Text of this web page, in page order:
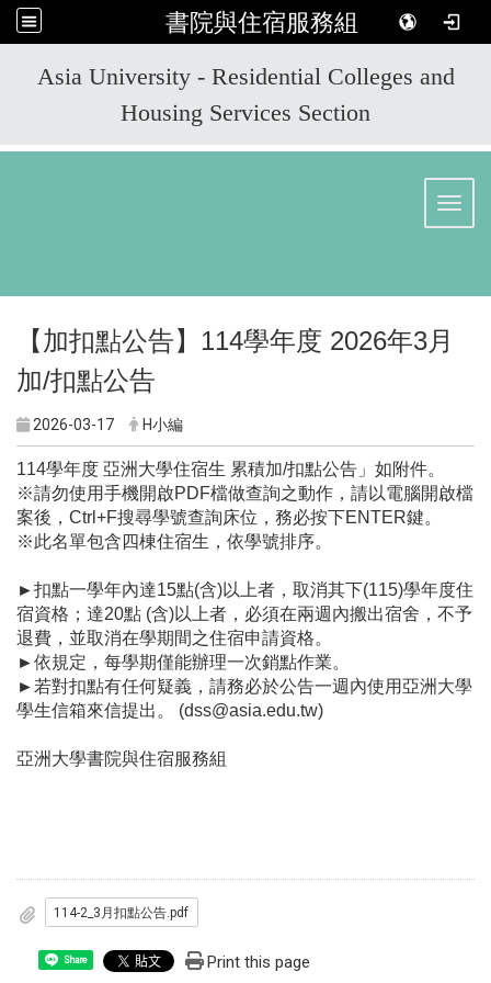
書院與住宿服務組
Asia University - Residential Colleges and
Housing Services Section
【加扣點公告】114學年度 2026年3月
加/扣點公告
2026-03-17 H小編
114學年度 亞洲大學住宿生 累積加/扣點公告」如附件。
※請勿使用手機開啟PDF檔做查詢之動作，請以電腦開啟檔
案後，Ctrl+F搜尋學號查詢床位，務必按下ENTER鍵。
※此名單包含四棟住宿生，依學號排序。
►扣點一學年內達15點(含)以上者，取消其下(115)學年度住
宿資格；達20點 (含)以上者，必須在兩週內搬出宿舍，不予
退費，並取消在學期間之住宿申請資格。
►依規定，每學期僅能辦理一次銷點作業。
► 若對扣點有任何疑義，請務必於公告一週內使用亞洲大學
學生信箱來信提出。 (dss@asia.edu.tw)
亞洲大學書院與住宿服務組
114-2_3月扣點公告.pdf
Share Print this page